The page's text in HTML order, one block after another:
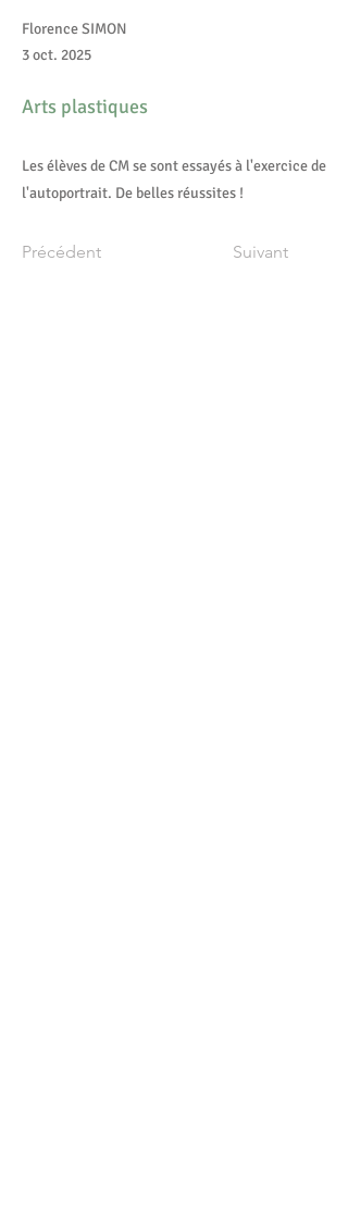
Florence SIMON
3 oct. 2025
Arts plastiques
Les élèves de CM se sont essayés à l'exercice de
l'autoportrait. De belles réussites !
Précédent Suivant